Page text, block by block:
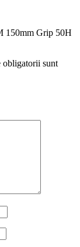
150mm Grip 50H
obligatorii sunt